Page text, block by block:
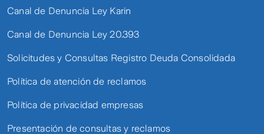
Canal de Denuncia Ley Karin
Canal de Denuncia Ley 20.393
Solicitudes y Consultas Registro Deuda Consolidada
Política de atención de reclamos
Política de privacidad empresas
Presentación de consultas y reclamos